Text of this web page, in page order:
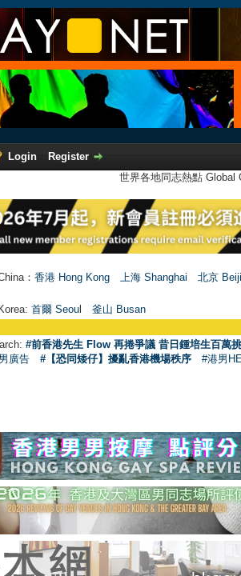
Login
Register
世界各地同志熱點
： 香港 Hong Kong 上海 Shanghai
北京
首爾 Seoul 釜山 Busan
#前香港先生 Flow 再捲爭議 昔日鍾培生百萬
廣告
#【恐同矮仔】擾亂香港機場秩序 #港男